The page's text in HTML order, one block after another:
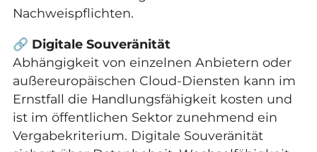
Nachweispflichten.
🔗 Digitale Souveränität
Abhängigkeit von einzelnen Anbietern oder
außereuropäischen Cloud-Diensten kann im
Ernstfall die Handlungsfähigkeit kosten und
ist im öffentlichen Sektor zunehmend ein
Vergabekriterium. Digitale Souveränität